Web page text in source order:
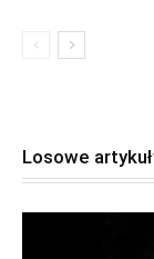
Losowe